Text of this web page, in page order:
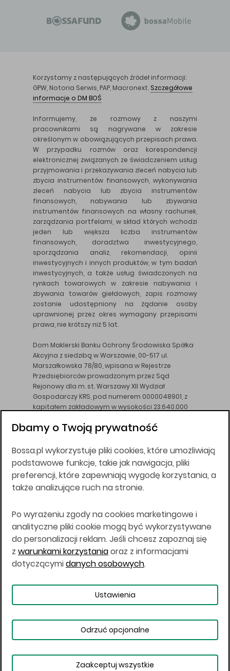
Korzystamy z następujących źródeł informacji:
GPW, Notoria Serwis, PAP, Macronext. Szczegółowe
informacje o DM BOŚ
Informujemy, że rozmowy z naszymi
pracownikami są nagrywane w zakresie
określonym w obowiązujących przepisach prawa.
W przypadku rozmów oraz korespondencji
elektronicznej związanych ze świadczeniem usług
przyjmowania i przekazywania zleceń nabycia lub
zbycia instrumentów finansowych, wykonywania
zleceń nabycia lub zbycia instrumentów
finansowych, nabywania lub zbywania
instrumentów finansowych na własny rachunek,
zarządzania portfelami, w skład których wchodzi
jeden lub większa liczba instrumentów
finansowych, doradztwa inwestycyjnego,
sporządzania analiz, rekomendacji, opinii
inwestycyjnych i innych produktów, w tym badań
inwestycyjnych, a także usług świadczonych na
rynkach towarowych w zakresie nabywania i
zbywania towarów giełdowych, zapis rozmowy
zostanie udostępniony na żądanie osoby
uprawnionej przez okres wymagany przepisami
prawa, nie krótszy niż 5 lat.
Dom Maklerski Banku Ochrony Środowiska Spółka
Akcyjna z siedzibą w Warszawie, 00-517 ul.
Marszałkowska 78/80, wpisana w Rejestrze
Przedsiębiorców prowadzonym przez Sąd
Rejonowy dla m. st. Warszawy XII Wydział
Gospodarczy KRS, pod numerem 0000048901, z
kapitałem zakładowym w wysokości 23.640.000
DM BOŚ działa na podstawie zezwolenia KNF z dnia
Wszelkie informacje na niniejszej stronie w tym
informacje o produktach inwestycyjnych nie są
kierowane do osób mających miejsce
zamieszkania lub pobytu w Stanach
Japonii, ani w dowolnej innej jurysdykcji, w której
taki materiał byłby sprzeczny z prawem lub w
których zgodne z prawem nabycie produktów
inwestycyjnych nie jest możliwe lub w której nie
jest możliwe złożenie oferty. Prawa obowiązujące
w danej jurysdykcji określają, czy jest możliwe
nabycie poszczególnych produktów
Copyright © 2026 BOŚ | BOSSA.PL
Warunki korzystania
Dane osobowe
Dbamy o Twoją prywatność
Bossa.pl wykorzystuje pliki cookies, które umożliwiają
podstawowe funkcje, takie jak nawigacja, pliki
preferencji, które zapewniają wygodę korzystania, a
także analizujące ruch na stronie.
Po wyrażeniu zgody na cookies marketingowe i
analityczne pliki cookie mogą być wykorzystywane
do personalizacji reklam. Jeśli chcesz zapoznaj się
z warunkami korzystaniaoraz z informacjami
dotyczącymidanych osobowych.
Ustawienia
Odrzuć opcjonalne
Zaakceptuj wszystkie